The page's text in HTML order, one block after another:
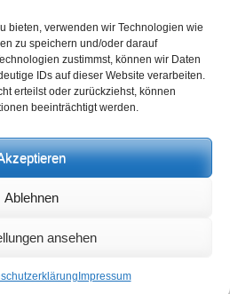
bieten, verwenden wir Technologien wie
zu speichern und/oder darauf
zustimmst, können wir Daten
IDs auf dieser Website verarbeiten.
erteilst oder zurückziehst, können
beeinträchtigt werden.
Ablehnen
ansehen
Impressum
unsere Posts
vonCatch Themes